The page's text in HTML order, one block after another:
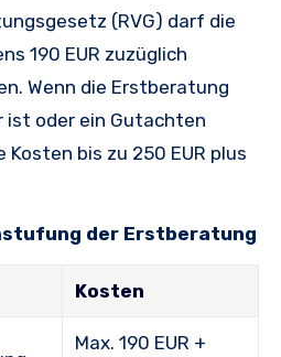
(RVG) darf die
190 EUR zuzüglich
Wenn die Erstberatung
ist oder ein Gutachten
bis zu 250 EUR plus
der Erstberatung
Kosten
Max. 190 EUR +